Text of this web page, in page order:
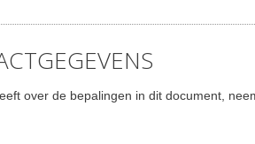
over de bepalingen in dit document,